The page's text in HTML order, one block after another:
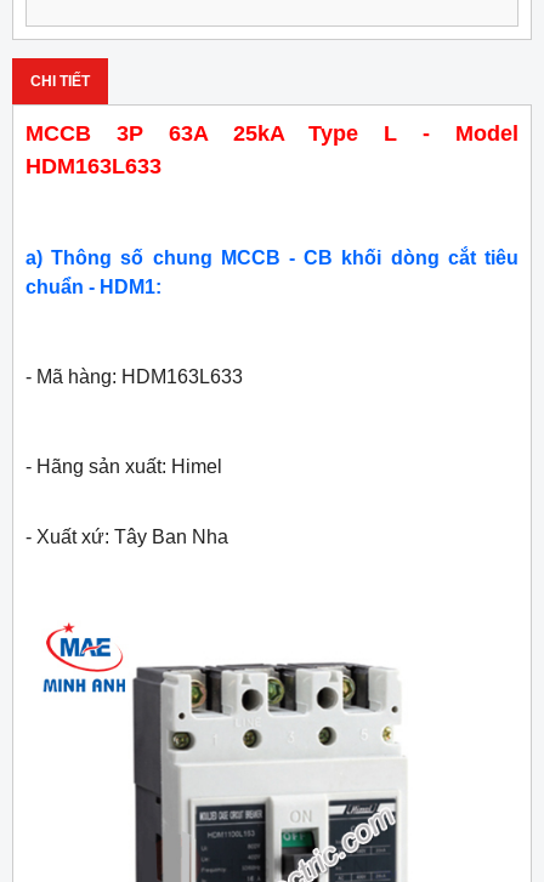
CHI TIẾT
MCCB 3P 63A 25kA Type L - Model
HDM163L633
a) Thông số chung MCCB - CB khối dòng cắt tiêu
chuẩn - HDM1:
- Mã hàng: HDM163L633
- Hãng sản xuất: Himel
- Xuất xứ: Tây Ban Nha